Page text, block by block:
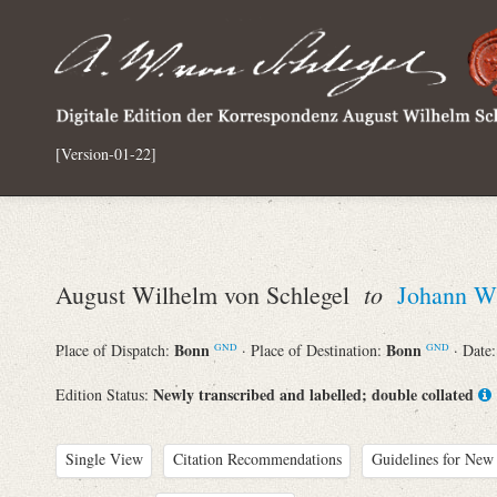
[Version-01-22]
August Wilhelm von Schlegel to Johann
Place of Dispatch: Bonn GND · Place of Destination:Bonn GND · Date:
Edition Status: Newly transcribed and labelled; double collated
Single View Citation Recommendations Guidelines for